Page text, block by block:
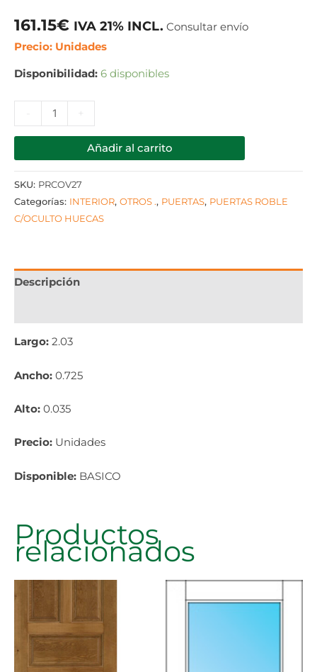
161.15€ IVA 21% INCL. Consultar envío
Precio: Unidades
Disponibilidad: 6 disponibles
+
Añadir al carrito
SKU: PRCOV27
Categorías: INTERIOR, OTROS ., PUERTAS, PUERTAS ROBLE
C/OCULTO HUECAS
Descripción
Largo: 2.03
Ancho: 0.725
Alto: 0.035
Precio: Unidades
Disponible: BASICO
Productos
relacionados